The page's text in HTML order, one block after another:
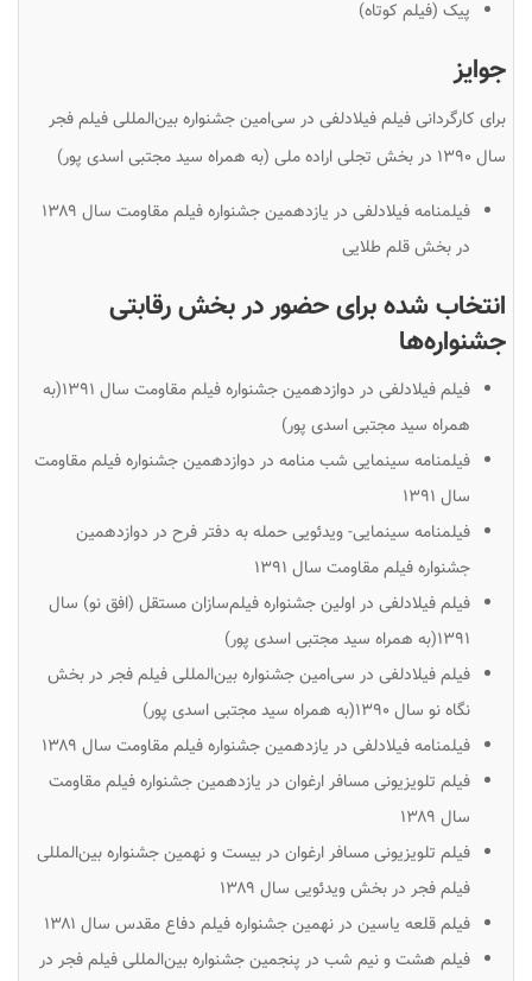
پیک (فیلم کوتاه)
جوایز
برای کارگردانی فیلم فیلادلفی در سی‌امین جشنواره بین‌المللی فیلم فجر
سال ۱۳۹۰ در بخش تجلی اراده ملی (به همراه سید مجتبی اسدی پور)
فیلمنامه فیلادلفی در یازدهمین جشنواره فیلم مقاومت سال ۱۳۸۹
در بخش قلم طلایی
انتخاب شده برای حضور در بخش رقابتی
جشنواره‌ها
فیلم فیلادلفی در دوازدهمین جشنواره فیلم مقاومت سال ۱۳۹۱(به
همراه سید مجتبی اسدی پور)
فیلمنامه سینمایی شب منامه در دوازدهمین جشنواره فیلم مقاومت
سال ۱۳۹۱
فیلمنامه سینمایی- ویدئویی حمله به دفتر فرح در دوازدهمین
جشنواره فیلم مقاومت سال ۱۳۹۱
فیلم فیلادلفی در اولین جشنواره فیلم‌سازان مستقل (افق نو) سال
۱۳۹۱(به همراه سید مجتبی اسدی پور)
فیلم فیلادلفی در سی‌امین جشنواره بین‌المللی فیلم فجر در بخش
نگاه نو سال ۱۳۹۰(به همراه سید مجتبی اسدی پور)
فیلمنامه فیلادلفی در یازدهمین جشنواره فیلم مقاومت سال ۱۳۸۹
فیلم تلویزیونی مسافر ارغوان در یازدهمین جشنواره فیلم مقاومت
سال ۱۳۸۹
فیلم تلویزیونی مسافر ارغوان در بیست و نهمین جشنواره بین‌المللی
فیلم فجر در بخش ویدئویی سال ۱۳۸۹
فیلم قلعه یاسین در نهمین جشنواره فیلم دفاع مقدس سال ۱۳۸۱
فیلم هشت و نیم شب در پنجمین جشنواره بین‌المللی فیلم فجر در